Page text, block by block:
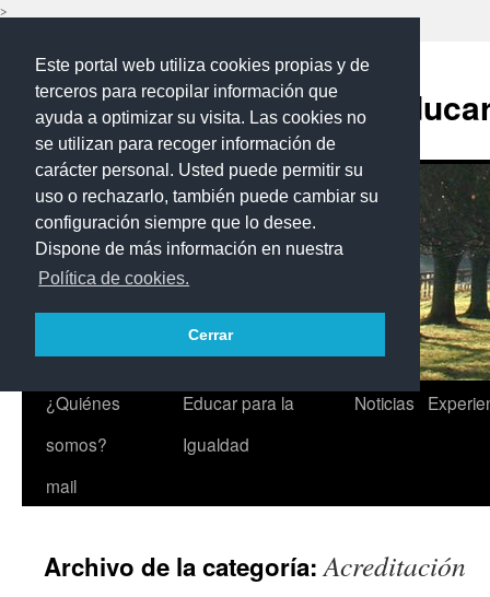
Este portal web utiliza cookies propias y de
terceros para recopilar información que
ayuda a optimizar su visita. Las cookies no
se utilizan para recoger información de
carácter personal. Usted puede permitir su
uso o rechazarlo, también puede cambiar su
configuración siempre que lo desee.
Dispone de más información en nuestra
Política de cookies.
Cerrar
>
contenido
Programa
¿Quiénes
somos?
Educar para la
Igualdad
Noticias
mail
Archivo de la categoría:Acreditación